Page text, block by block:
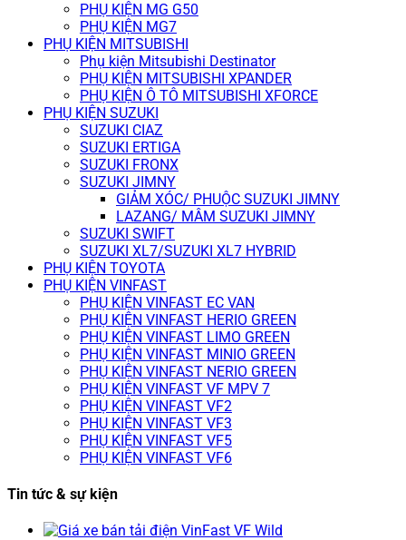
PHỤ KIỆN MG G50
PHỤ KIỆN MG7
PHỤ KIỆN MITSUBISHI
Phụ kiện Mitsubishi Destinator
PHỤ KIỆN MITSUBISHI XPANDER
PHỤ KIỆN Ô TÔ MITSUBISHI XFORCE
PHỤ KIỆN SUZUKI
SUZUKI CIAZ
SUZUKI ERTIGA
SUZUKI FRONX
SUZUKI JIMNY
GIẢM XÓC/ PHUỘC SUZUKI JIMNY
LAZANG/ MÂM SUZUKI JIMNY
SUZUKI SWIFT
SUZUKI XL7/SUZUKI XL7 HYBRID
PHỤ KIỆN TOYOTA
PHỤ KIỆN VINFAST
PHỤ KIỆN VINFAST EC VAN
PHỤ KIỆN VINFAST HERIO GREEN
PHỤ KIỆN VINFAST LIMO GREEN
PHỤ KIỆN VINFAST MINIO GREEN
PHỤ KIỆN VINFAST NERIO GREEN
PHỤ KIỆN VINFAST VF MPV 7
PHỤ KIỆN VINFAST VF2
PHỤ KIỆN VINFAST VF3
PHỤ KIỆN VINFAST VF5
PHỤ KIỆN VINFAST VF6
Tin tức & sự kiện